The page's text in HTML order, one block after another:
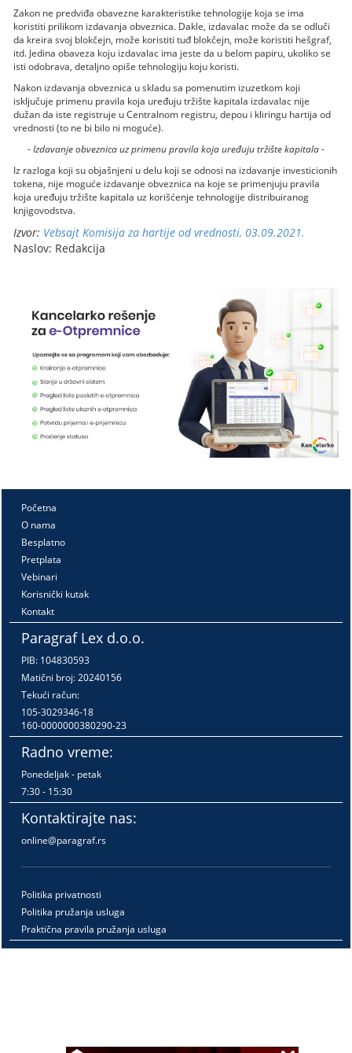
Zakon ne predviđa obavezne karakteristike tehnologije koja se ima
koristiti prilikom izdavanja obveznica. Dakle, izdavalac može da se odluči
da kreira svoj blokčejn, može koristiti tuđ blokčejn, može koristiti hešgraf,
itd. Jedina obaveza koju izdavalac ima jeste da u belom papiru, ukoliko se
isti odobrava, detaljno opiše tehnologiju koju koristi.
Nakon izdavanja obveznica u skladu sa pomenutim izuzetkom koji
isključuje primenu pravila koja uređuju tržište kapitala izdavalac nije
dužan da iste registruje u Centralnom registru, depou i kliringu hartija od
vrednosti (to ne bi bilo ni moguće).
- Izdavanje obveznica uz primenu pravila koja uređuju tržište kapitala -
Iz razloga koji su objašnjeni u delu koji se odnosi na izdavanje investicionih
tokena, nije moguće izdavanje obveznica na koje se primenjuju pravila
koja uređuju tržište kapitala uz korišćenje tehnologije distribuiranog
knjigovodstva.
Izvor: Vebsajt Komisija za hartije od vrednosti, 03.09.2021.
Naslov: Redakcija
Početna
O nama
Besplatno
Pretplata
Vebinari
Korisnički kutak
Kontakt
Paragraf Lex d.o.o.
PIB: 104830593
Matični broj: 20240156
Tekući račun:
105-3029346-18
160-0000000380290-23
Radno vreme:
Ponedeljak - petak
7:30 - 15:30
Kontaktirajte nas:
online@paragraf.rs
Politika privatnosti
Politika pružanja usluga
Praktična pravila pružanja usluga